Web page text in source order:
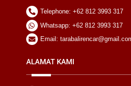
Telephone: +62 812 3993 317
Whatsapp: +62 812 3993 317
Email:
ALAMAT KAMI